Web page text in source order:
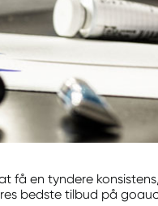
en tyndere
bedste tilbud på